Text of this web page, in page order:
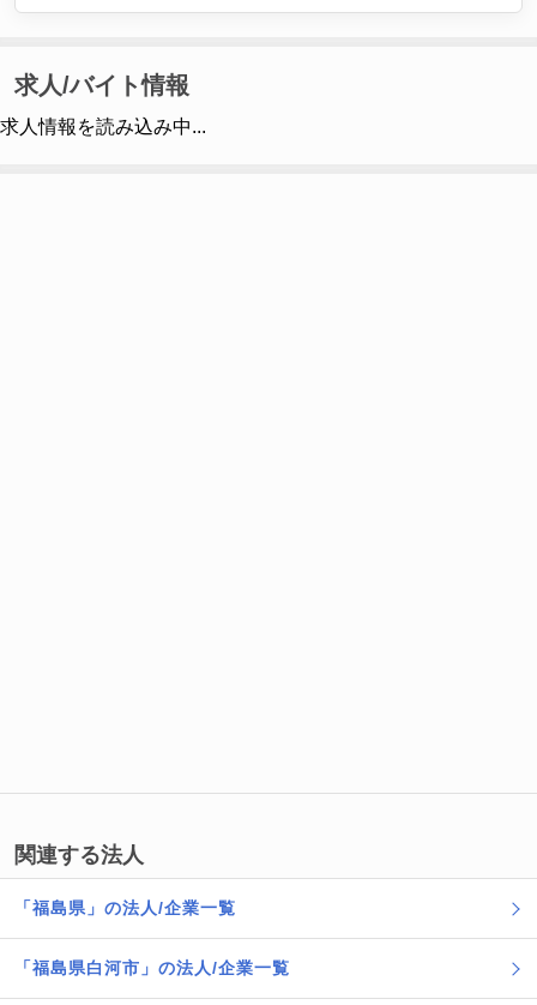
求人/バイト情報
求人情報を読み込み中...
関連する法人
「福島県」の法人/企業一覧
「福島県白河市」の法人/企業一覧